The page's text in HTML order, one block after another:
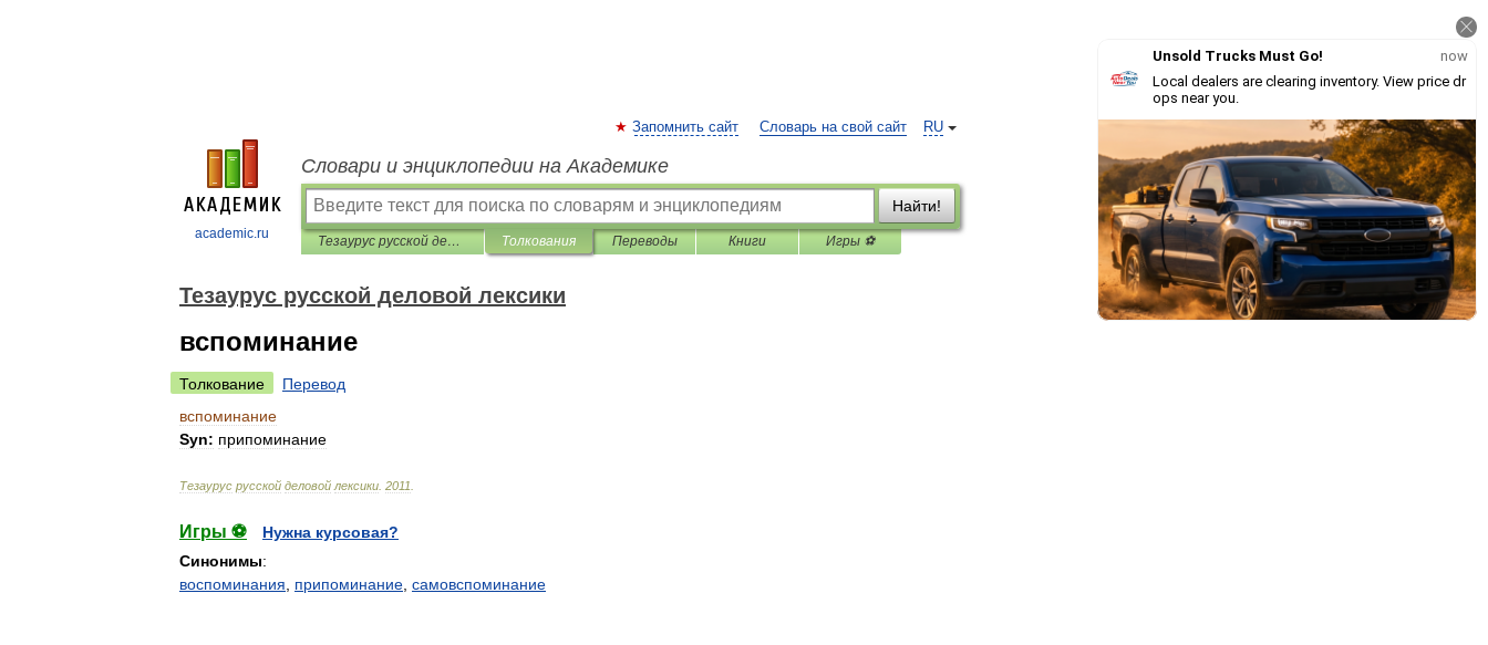
academic.ru
RU
Запомнить сайт Словарь на свой сайт
Словари и энциклопедии на Академике
Найти!
Тезаурус русской деловой лексики Толкования Переводы Книги Игры ⚽
Тезаурус русской деловой лексики
вспоминание
Толкование
Перевод
вспоминание
Syn: припоминание
Тезаурус русской деловой лексики 2011
Игры ⚽
Нужна курсовая?
Синонимы:
воспоминания
припоминание самовспоминание